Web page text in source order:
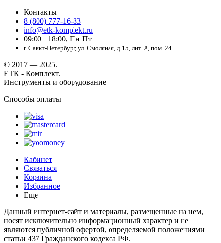
Контакты
8 (800) 777-16-83
info@etk-komplekt.ru
09:00 - 18:00, Пн-Пт
г. Санкт-Петербург, ул. Смоляная, д.15, лит. А, пом. 24
© 2017 — 2025.
ЕТК - Комплект.
Инструменты и оборудование
Способы оплаты
Кабинет
Связаться
Корзина
Избранное
Еще
Данный интернет-сайт и материалы, размещенные на нем,
носят исключительно информационный характер и не
являются публичной офертой, определяемой положениями
статьи 437 Гражданского кодекса РФ.